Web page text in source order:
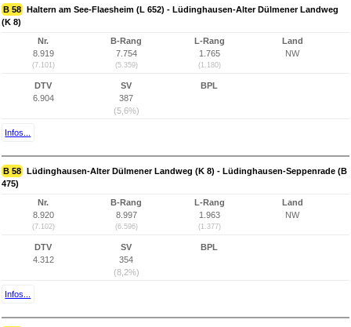
B 58 Haltern am See-Flaesheim (L 652) - Lüdinghausen-Alter Dülmener Landweg
(K 8)
Nr.
8.919
(7.101)
B-Rang
7.754
(5.359)
L-Rang
1.765
(1.180)
Land
NW
DTV
6.904
SV
387
(5,6%)
BPL
Infos...
B 58 Lüdinghausen-Alter Dülmener Landweg (K 8) - Lüdinghausen-Seppenrade (B
475)
Nr.
8.920
(7.102)
B-Rang
8.997
(6.596)
L-Rang
1.963
(1.377)
Land
NW
DTV
4.312
SV
354
(8,2%)
BPL
Infos...